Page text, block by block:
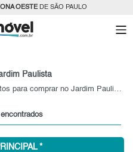
OESTEDE SÃO PAULO
Paulista
Confira os mais diversos apartamentos para comprar no Jardim Paulista, SP
*